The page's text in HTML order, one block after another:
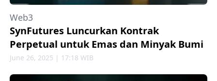
Web3
SynFutures Luncurkan Kontrak
Perpetual untuk Emas dan Minyak Bumi
June 26, 2025 | 17:18 WIB